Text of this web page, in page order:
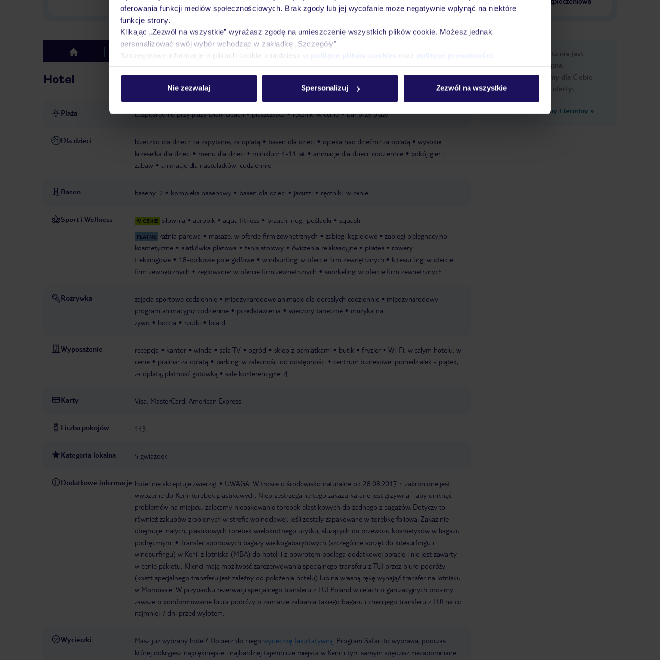
oferowania funkcji mediów społecznościowych. Brak zgody lub jej wycofanie może negatywnie wpłynąć na niektóre
funkcje strony.
Klikając „Zezwól na wszystkie” wyrażasz zgodę na umieszczenie wszystkich plików cookie. Możesz jednak
personalizować swój wybór wchodząc w zakładkę „Szczegóły”
Szczegółowe informacje o plikach cookie znajdziesz w polityce plików cookies oraz polityce prywatności
Nie zezwalaj Spersonalizuj Zezwól na wszystkie
top Opinie Pokoje Wyżywienie Atrakcje
informacje
Hotel
Plaża bezpośrednio przy plaży Diani Beach piaszczysta ręczniki w cenie bar przy plaży
Dla dzieci łóżeczko dla dzieci: na zapytanie, za opłatą basen dla dzieci opieka nad dziećmi: za opłatą
wysokie
krzesełka dla dzieci
menu dla dzieci miniklub: 4-11 lat animacje dla dzieci: codziennie
pokój gier i
zabaw
animacje dla nastolatków: codziennie
Basen baseny: 2 kompleks basenowy basen dla dzieci jacuzzi ręczniki: w cenie
Sport i Wellness W CENIE siłownia aerobik aqua fitness brzuch, nogi, pośladki squash
PŁATNE łaźnia parowa masaże: w ofercie firm zewnętrznych zabiegi kąpielowe
zabiegi pielęgnacyjno-
kosmetyczne
siatkówka plażowa tenis stołowy ćwiczenia relaksacyjne pilates
rowery
trekkingowe
18-dołkowe pole golfowe windsurfing: w ofercie firm zewnętrznych
kitesurfing: w ofercie
firm zewnętrznych
żeglowanie: w ofercie firm zewnętrznych snorkeling: w ofercie firm zewnętrznych
Rozrywka zajęcia sportowe codziennie międzynarodowe animacje dla dorosłych codziennie
międzynarodowy
program animacyjny codziennie
przedstawienia wieczory taneczne
muzyka na
żywo
boccia rzutki bilard
Wyposażenie recepcja kantor winda sala TV ogród sklep z pamiątkami butik fryzjer
Wi-Fi: w całym hotelu, w
cenie
pralnia: za opłatą parking: w zależności od dostępności
centrum biznesowe: poniedziałek - piątek,
za opłatą, płatność gotówką
sale konferencyjne: 4
Karty Visa, MasterCard, American Express
Liczba pokojów 143
Kategoria lokalna 5 gwiazdek
Dodatkowe informacje hotel nie akceptuje zwierząt
UWAGA: W trosce o środowisko naturalne od 28.08.2017 r. zabronione jest
wwożenie do Kenii torebek plastikowych. Nieprzestrzeganie tego zakazu karane jest grzywną - aby uniknąć
problemów na miejscu, zalecamy niepakowanie torebek plastikowych do żadnego z bagażów. Dotyczy to
również zakupów zrobionych w strefie wolnocłowej, jeśli zostały zapakowane w torebkę foliową. Zakaz nie
obejmuje małych, plastikowych torebek wielokrotnego użytku, służących do przewozu kosmetyków w bagażu
podręcznym.
Transfer sportowych bagaży wielkogabarytowych (szczególnie sprzęt do kitesurfingu i
windsurfingu) w Kenii z lotniska (MBA) do hoteli i z powrotem podlega dodatkowej opłacie i nie jest zawarty
w cenie pakietu. Klienci mają możliwość zarezerwowania specjalnego transferu z TUI przez biuro podróży
(koszt specjalnego transferu jest zależny od położenia hotelu) lub na własną rękę wynająć transfer na lotnisku
w Mombasie. W przypadku rezerwacji specjalnego transferu z TUI Poland w celach organizacyjnych prosimy
zawsze o poinformowanie biura podróży o zamiarze zabrania takiego bagażu i chęci jego transferu z TUI na co
najmniej 7 dni przed wylotem.
Wycieczki Masz już wybrany hotel? Dobierz do niego wycieczkę fakultatywną . Program Safari to wyprawa, podczas
której odkryjesz najpiękniejsze i najbardziej tajemnicze miejsca w Kenii i tym samym spędzisz niezapomniane
Ups, ta oferta nie jest
dostępna.
Przygotowaliśmy dla Ciebie
podobne oferty:
Zobacz inne ceny i terminy »